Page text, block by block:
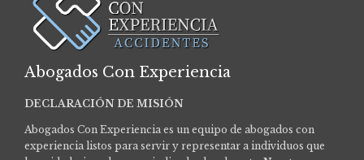
Abogados Con Experiencia
DECLARACIÓN DE MISIÓN
Abogados Con Experiencia es un equipo de abogados con
experiencia listos para servir y representar a individuos que